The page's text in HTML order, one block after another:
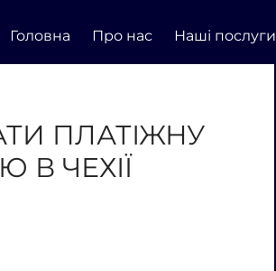
Головна Про нас Наші послуги
ПЛАТІЖНУ
В ЧЕХІЇ